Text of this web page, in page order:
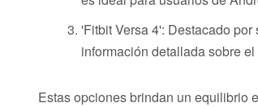
'Fitbit Versa 4': Destacado
información detallada sobre
Estas opciones brindan un equilibrio